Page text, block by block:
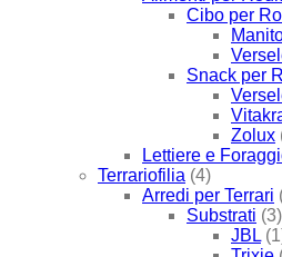
Cibo per
Snack per
Zolux
Lettiere e
Terrariofilia (4)
Arredi per Terrari
Substrati (3)
JBL